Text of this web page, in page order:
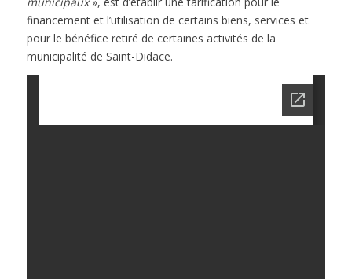
financement et l’utilisation de certains biens, services et
pour le bénéfice retiré de certaines activités de la
municipalité de Saint-Didace.